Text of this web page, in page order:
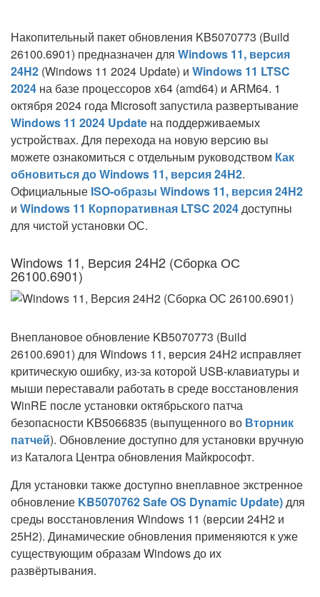
Накопительный пакет обновления KB5070773 (Build
26100.6901) предназначен для Windows 11, версия
24H2 (Windows 11 2024 Update) и Windows 11 LTSC
2024 на базе процессоров x64 (amd64) и ARM64. 1
октября 2024 года Microsoft запустила развертывание
Windows 11 2024 Update на поддерживаемых
устройствах. Для перехода на новую версию вы
можете ознакомиться с отдельным руководством Как
обновиться до Windows 11, версия 24H2.
Официальные ISO-образы Windows 11, версия 24H2
и Windows 11 Корпоративная LTSC 2024доступны
для чистой установки ОС.
Windows 11, Версия 24H2 (Сборка ОС
26100.6901)
Внеплановое обновление KB5070773 (Build
26100.6901) для Windows 11, версия 24H2 исправляет
критическую ошибку, из-за которой USB-клавиатуры и
мыши переставали работать в среде восстановления
WinRE после установки октябрьского патча
безопасности KB5066835 (выпущенного во Вторник
патчей). Обновление доступно для установки вручную
из Каталога Центра обновления Майкрософт.
Для установки также доступно внеплавное экстренное
обновление KB5070762 Safe OS Dynamic Update)для
среды восстановления Windows 11 (версии 24H2 и
25H2). Динамические обновления применяются к уже
существующим образам Windows до их
развёртывания.